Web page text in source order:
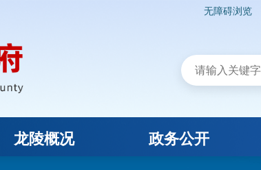
无障碍浏览
龙陵概况 政务公开